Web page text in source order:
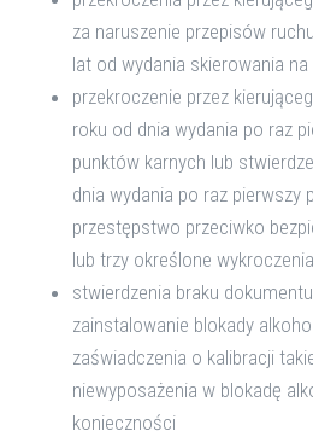
za naruszenie przepisów
lat od wydania skierowania
przekroczenie przez
roku od dnia wydania po raz
punktów karnych lub
dnia wydania po raz pierwszy
przestępstwo przeciwko
lub trzy określone
stwierdzenia braku
zainstalowanie blokady
zaświadczenia o kalibracji
niewyposażenia w blokadę
konieczności